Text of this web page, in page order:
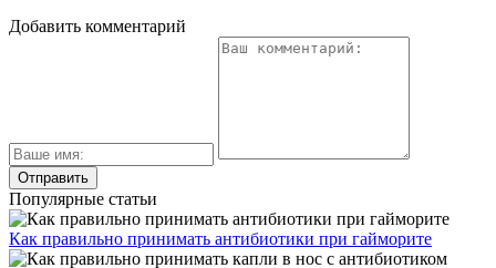
Добавить комментарий
Популярные статьи
Как правильно принимать антибиотики при гайморите